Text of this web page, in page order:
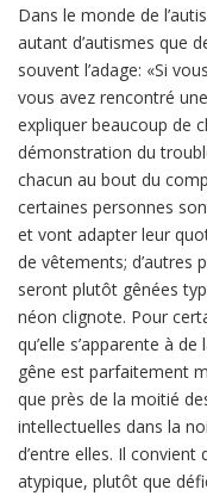
Dans le monde de
autant d’autismes que
souvent l’adage: «Si
vous avez rencontré
expliquer beaucoup de
démonstration du
chacun au bout du
certaines personnes
et vont adapter leur
de vêtements; d’autres
seront plutôt gênées
néon clignote. Pour
qu’elle s’apparente à
gêne est parfaitement
que près de la moitié
intellectuelles dans la
d’entre elles. Il
atypique, plutôt que